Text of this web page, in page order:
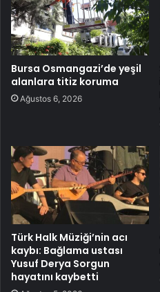
Bursa Osmangazi’de yeşil
alanlara titiz koruma
Ağustos 6, 2026
Türk Halk Müziği’nin acı
kaybı: Bağlama ustası
Yusuf Derya Sorgun
hayatını kaybetti